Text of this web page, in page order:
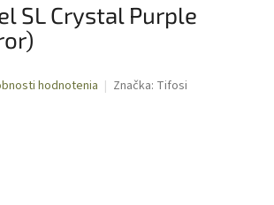
SL Crystal Purple
hodnotenia Značka: Tifosi